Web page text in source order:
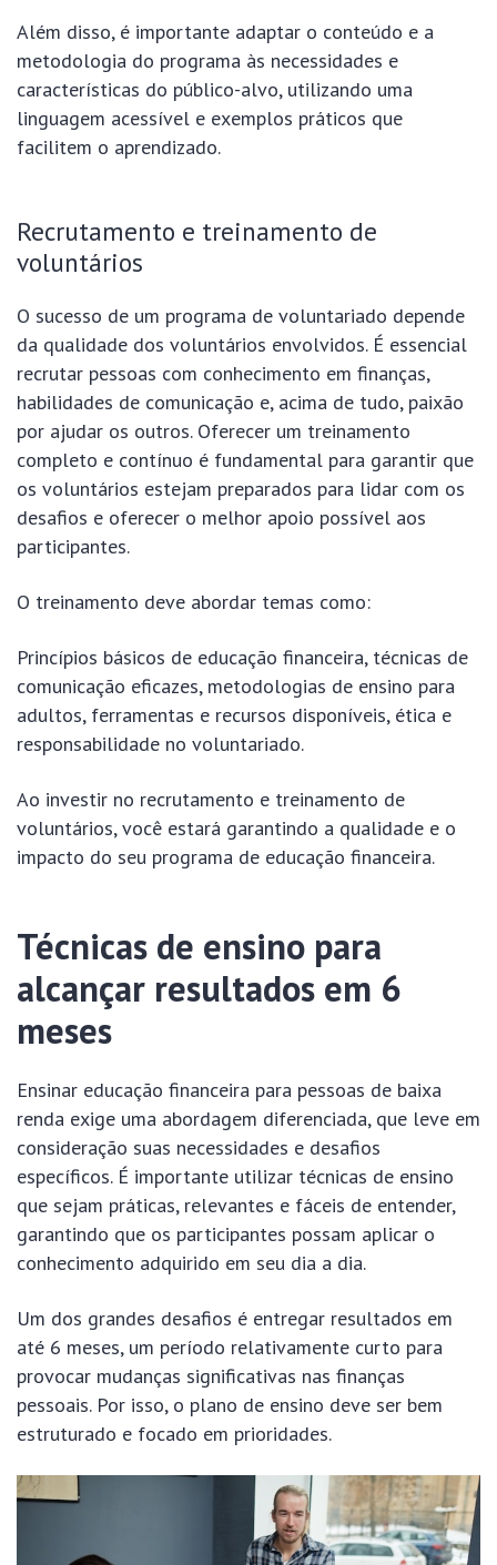
Além disso, é importante adaptar o conteúdo e a
metodologia do programa às necessidades e
características do público-alvo, utilizando uma
linguagem acessível e exemplos práticos que
facilitem o aprendizado.
Recrutamento e treinamento de
voluntários
O sucesso de um programa de voluntariado depende
da qualidade dos voluntários envolvidos. É essencial
recrutar pessoas com conhecimento em finanças,
habilidades de comunicação e, acima de tudo, paixão
por ajudar os outros. Oferecer um treinamento
completo e contínuo é fundamental para garantir que
os voluntários estejam preparados para lidar com os
desafios e oferecer o melhor apoio possível aos
participantes.
O treinamento deve abordar temas como:
Princípios básicos de educação financeira, técnicas de
comunicação eficazes, metodologias de ensino para
adultos, ferramentas e recursos disponíveis, ética e
responsabilidade no voluntariado.
Ao investir no recrutamento e treinamento de
voluntários, você estará garantindo a qualidade e o
impacto do seu programa de educação financeira.
Técnicas de ensino para
alcançar resultados em 6
meses
Ensinar educação financeira para pessoas de baixa
renda exige uma abordagem diferenciada, que leve em
consideração suas necessidades e desafios
específicos. É importante utilizar técnicas de ensino
que sejam práticas, relevantes e fáceis de entender,
garantindo que os participantes possam aplicar o
conhecimento adquirido em seu dia a dia.
Um dos grandes desafios é entregar resultados em
até 6 meses, um período relativamente curto para
provocar mudanças significativas nas finanças
pessoais. Por isso, o plano de ensino deve ser bem
estruturado e focado em prioridades.